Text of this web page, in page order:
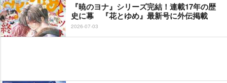
『暁のヨナ』シリーズ完結！連載17年の歴
史に幕 『花とゆめ』最新号に外伝掲載
2026-07-03